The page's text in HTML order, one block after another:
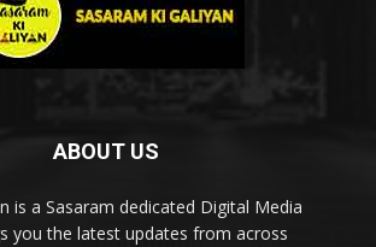
ABOUT US
is a Sasaram dedicated Digital Media
you the latest updates from across